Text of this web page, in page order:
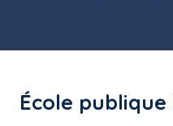
École